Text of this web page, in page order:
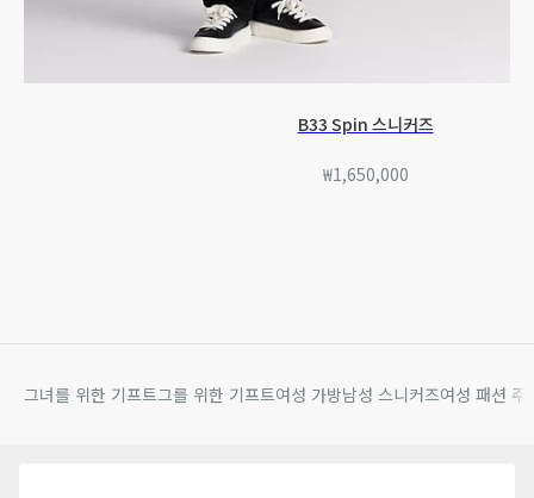
B33 Spin 스니커즈
₩1,650,000
그녀를 위한 기프트그를 위한 기프트여성 가방남성 스니커즈여성 패션 주